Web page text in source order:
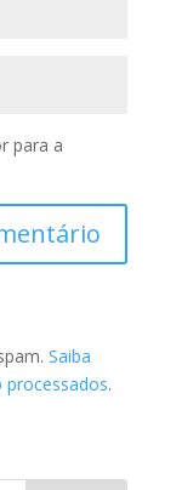
para a
Saiba
.